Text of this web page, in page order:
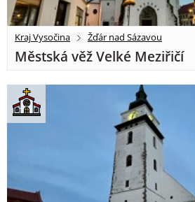
Kraj Vysočina Žďár nad Sázavou
Městská věž Velké Meziřičí